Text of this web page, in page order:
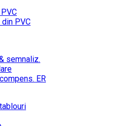
din PVC
semnaliz.
ER